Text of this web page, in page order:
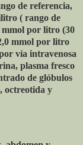
de referencia,
( rango de
mmol por litro (30
mmol por litro
vía intravenosa
plasma fresco
de glóbulos
octreotida y